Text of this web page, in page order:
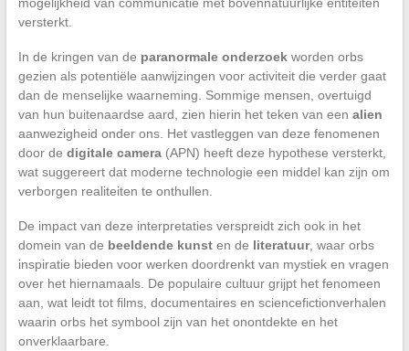
versterkt.
In de kringen van de paranormale onderzoekworden orbs
gezien als potentiële aanwijzingen voor activiteit die verder gaat
dan de menselijke waarneming. Sommige mensen, overtuigd
van hun buitenaardse aard, zien hierin het teken van een alien
aanwezigheid onder ons. Het vastleggen van deze fenomenen
door de digitale camera(APN) heeft deze hypothese versterkt,
wat suggereert dat moderne technologie een middel kan zijn om
verborgen realiteiten te onthullen.
De impact van deze interpretaties verspreidt zich ook in het
domein van de beeldende kunsten de literatuur, waar orbs
inspiratie bieden voor werken doordrenkt van mystiek en vragen
over het hiernamaals. De populaire cultuur grijpt het fenomeen
aan, wat leidt tot films, documentaires en sciencefictionverhalen
waarin orbs het symbool zijn van het onontdekte en het
onverklaarbare.